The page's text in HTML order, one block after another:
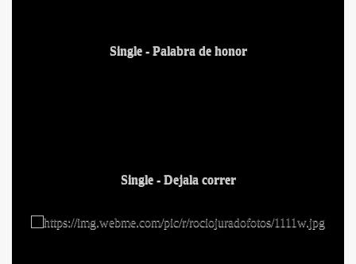
Single - Palabra de honor
Single - Dejala correr